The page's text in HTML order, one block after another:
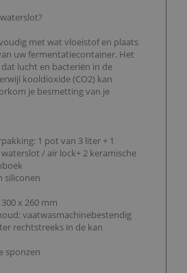
met wat vloeistof en plaats
uw fermentatiecontainer. Het
lucht en bacteriën in de
kooldioxide (CO2) kan
je besmetting van je
1 pot van 3 liter + 1
/ air lock+ 2 keramische
siliconen
x 260 mm
vaatwasmachinebestendig
rechtstreeks in de kan
sponzen